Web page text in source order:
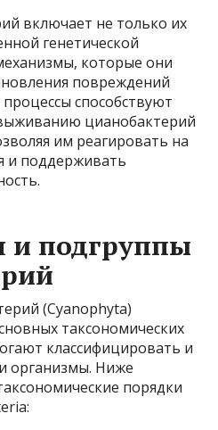
включает не только их
генетической
которые они
повреждений
способствуют
цианобактерий
им реагировать на
и поддерживать
и подгруппы
(Cyanophyta)
таксономических
классифицировать и
организмы. Ниже
порядки